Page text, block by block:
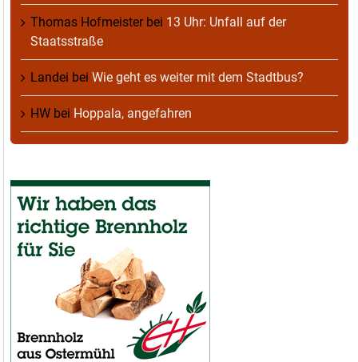
Thomas Hofmeisterbei 13 Uhr: Unfall auf der
Staatsstraße
Landei bei Wie geht es weiter mit dem Stadtbus?
HW bei Hoppala, angefahren